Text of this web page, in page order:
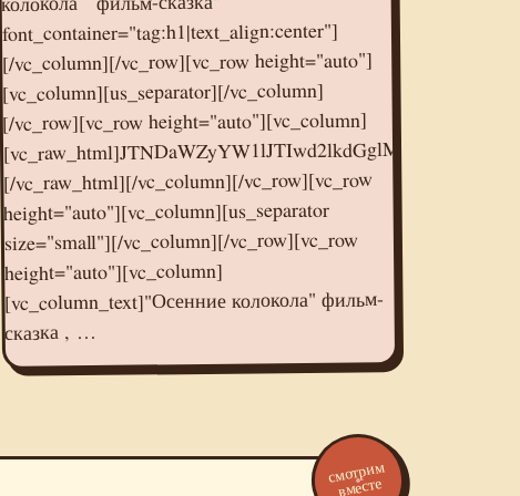
font_container="tag:h1|text_align:center"]
[/vc_column][/vc_row][vc_row height="auto"]
[vc_column][us_separator][/vc_column]
[/vc_row][vc_row height="auto"][vc_column]
[vc_raw_html]JTNDaWZyYW1lJTIwd2lkdGglM0QlMjI1NjAlMjIlMjBoZWlnaHQlM0QlMjIzMTUlMjIlMjBzcmMlM0QlMjIlMkYlMkZvay5ydSUyRnZpZGVvZW1iZWQlMkYyNzA2NzE3MjgwODc2JTNGbm9jaGF0JTNEMSUyMiUyMGZyYW1lYm9yZGVyJTNEJTIyMCUyMiUyMGFsbG93JTNEJTIyYXV0b3BsYXklMjIlMjBhbGxvd2Z1bGxzY3JlZW4lM0UlM0MlMkZpZnJhbWUlM0U=
[/vc_raw_html][/vc_column][/vc_row][vc_row
height="auto"][vc_column][us_separator
size="small"][/vc_column][/vc_row][vc_row
height="auto"][vc_column]
[vc_column_text]"Осенние колокола" фильм-
сказка , …
смотрим
вместе